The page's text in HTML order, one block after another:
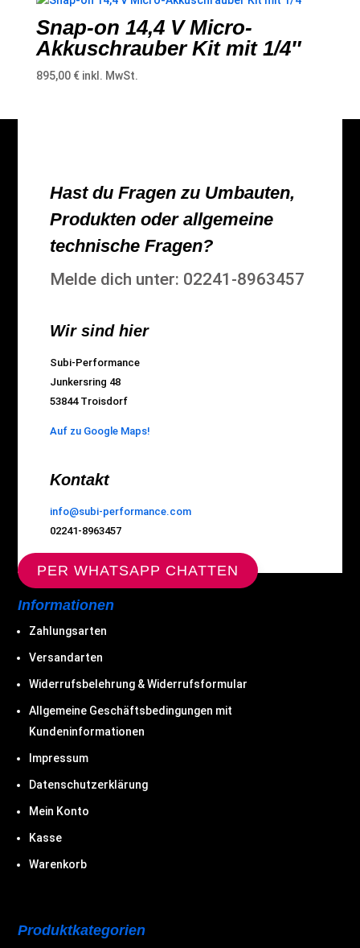
Snap-on 14,4 V Micro-
Akkuschrauber Kit mit 1/4″
895,00 € inkl. MwSt.
Hast du Fragen zu Umbauten,
Produkten oder allgemeine
technische Fragen?
Melde dich unter: 02241-8963457
Wir sind hier
Subi-Performance
Junkersring 48
53844 Troisdorf
Auf zu Google Maps!
Kontakt
info@subi-performance.com
02241-8963457
PER WHATSAPP CHATTEN
Informationen
Zahlungsarten
Versandarten
Widerrufsbelehrung & Widerrufsformular
Allgemeine Geschäftsbedingungen mit
Kundeninformationen
Impressum
Datenschutzerklärung
Mein Konto
Kasse
Warenkorb
Produktkategorien